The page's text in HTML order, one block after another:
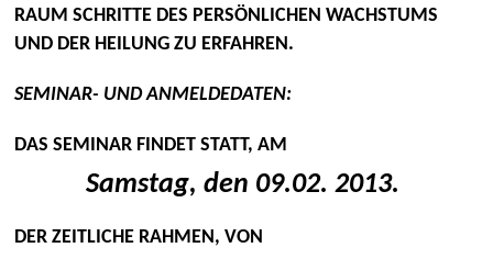
RAUM SCHRITTE DES PERSÖNLICHEN WACHSTUMS
UND DER HEILUNG ZU ERFAHREN.
SEMINAR- UND ANMELDEDATEN:
DAS SEMINAR FINDET STATT, AM
Samstag, den 09.02. 2013.
DER ZEITLICHE RAHMEN, VON